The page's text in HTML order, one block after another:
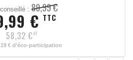
: 89,99 €
€ TTC
58,32 € HT
€ d'éco-participation